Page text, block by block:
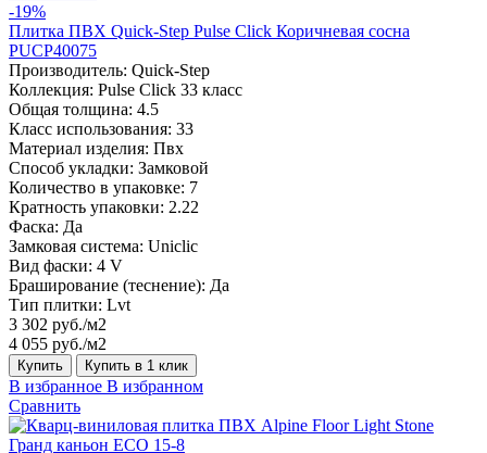
-19%
Плитка ПВХ Quick-Step Pulse Click Коричневая сосна
PUCP40075
Производитель: Quick-Step
Коллекция: Pulse Click 33 класс
Общая толщина: 4.5
Класс использования: 33
Материал изделия: Пвх
Способ укладки: Замковой
Количество в упаковке: 7
Кратность упаковки: 2.22
Фаска: Да
Замковая система: Uniclic
Вид фаски: 4 V
Браширование (теснение): Да
Тип плитки: Lvt
3 302 руб./м2
4 055 руб./м2
Купить Купить в 1 клик
В избранное В избранном
Сравнить